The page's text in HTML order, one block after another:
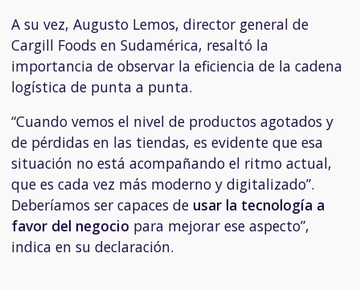
A su vez, Augusto Lemos, director general de
Cargill Foods en Sudamérica, resaltó la
importancia de observar la eficiencia de la cadena
logística de punta a punta.
“Cuando vemos el nivel de productos agotados y
de pérdidas en las tiendas, es evidente que esa
situación no está acompañando el ritmo actual,
que es cada vez más moderno y digitalizado”.
Deberíamos ser capaces de usar la tecnología a
favor del negocio para mejorar ese aspecto”,
indica en su declaración.